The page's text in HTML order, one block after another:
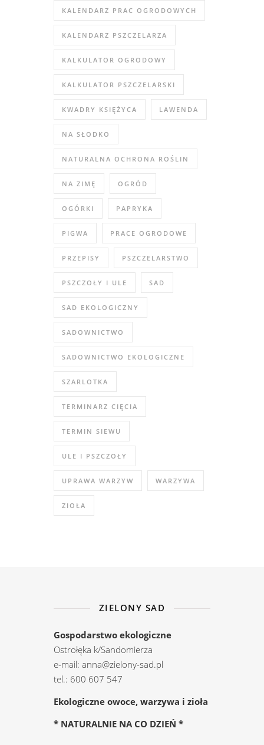
KALENDARZ PRAC OGRODOWYCH
KALENDARZ PSZCZELARZA
KALKULATOR OGRODOWY
KALKULATOR PSZCZELARSKI
KWADRY KSIĘŻYCA LAWENDA
NA SŁODKO
NATURALNA OCHRONA ROŚLIN
NA ZIMĘ OGRÓD
OGÓRKI PAPRYKA
PIGWA PRACE OGRODOWE
PRZEPISY PSZCZELARSTWO
PSZCZOŁY I ULE SAD
SAD EKOLOGICZNY
SADOWNICTWO
SADOWNICTWO EKOLOGICZNE
SZARLOTKA
TERMINARZ CIĘCIA
TERMIN SIEWU
ULE I PSZCZOŁY
UPRAWA WARZYW WARZYWA
ZIOŁA
ZIELONY SAD
Gospodarstwo ekologiczne
Ostrołęka k/Sandomierza
e-mail: anna@zielony-sad.pl
tel.: 600 607 547
Ekologiczne owoce, warzywa i zioła
* NATURALNIE NA CO DZIEŃ *